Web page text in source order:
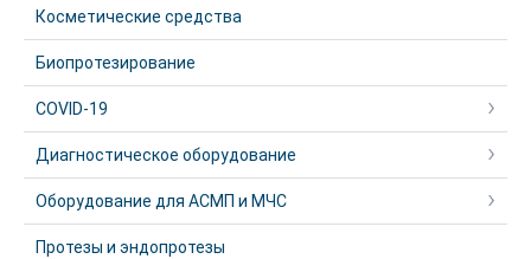
Косметические средства
Биопротезирование
COVID-19
Диагностическое оборудование
Оборудование для АСМП и МЧС
Протезы и эндопротезы